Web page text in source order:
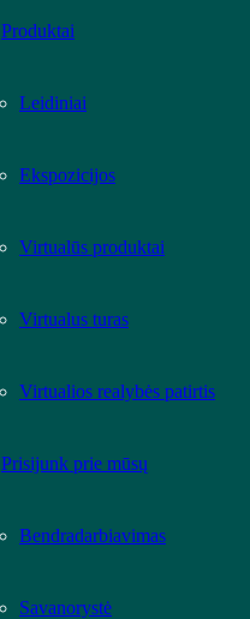
Produktai
Leidiniai
Ekspozicijos
Virtualūs produktai
Virtualus turas
Virtualios realybės patirtis
Prisijunk prie mūsų
Bendradarbiavimas
Savanorystė